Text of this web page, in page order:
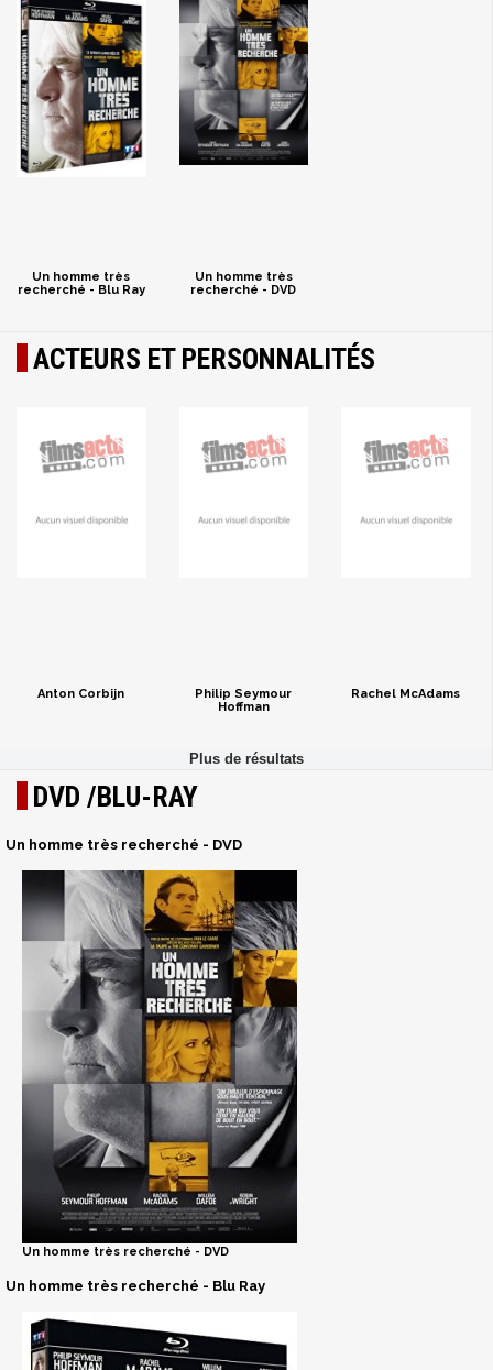
Un homme très
recherché - Blu Ray
Un homme très
recherché - DVD
ACTEURS ET PERSONNALITÉS
Anton Corbijn
Philip Seymour
Hoffman
Rachel McAdams
DVD /BLU-RAY
Un homme très recherché - DVD
Un homme très recherché - DVD
Un homme très recherché - Blu Ray